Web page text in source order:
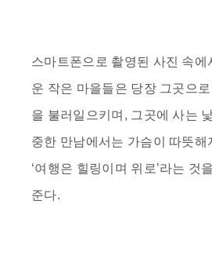
스마트폰으로 촬영된 사진 속에
운 작은 마을들은 당장 그곳으
을 불러일으키며, 그곳에 사는
중한 만남에서는 가슴이 따뜻해
‘여행은 힐링이며 위로’라는 것
준다.